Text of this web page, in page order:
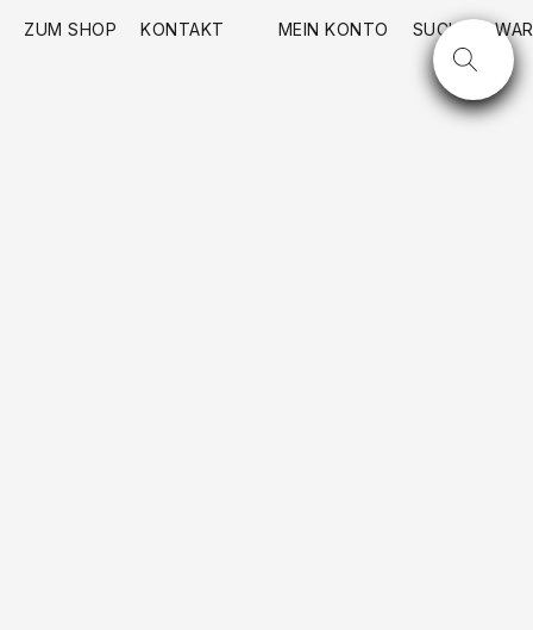
ZUM SHOP KONTAKT MEIN KONTO SUCHE